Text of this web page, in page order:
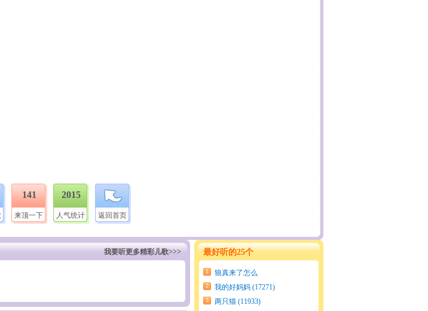
141
来顶一下
2015
人气统计 返回首页
最好听的25个
1
狼真来了怎么
办 (21403)
2 我的好妈妈 (17271)
3 两只猫 (11933)
我要听更多精彩儿歌>>>